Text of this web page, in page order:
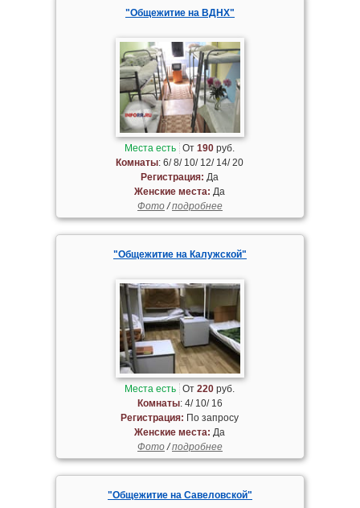
"Общежитие на ВДНХ"
Места есть От190 руб.
Комнаты: 6/ 8/ 10/ 12/ 14/ 20
Регистрация: Да
Женские места: Да
Фото/подробнее
"Общежитие на Калужской"
Места есть От220 руб.
Комнаты: 4/ 10/ 16
Регистрация: По запросу
Женские места: Да
Фото/подробнее
"Общежитие на Савеловской"